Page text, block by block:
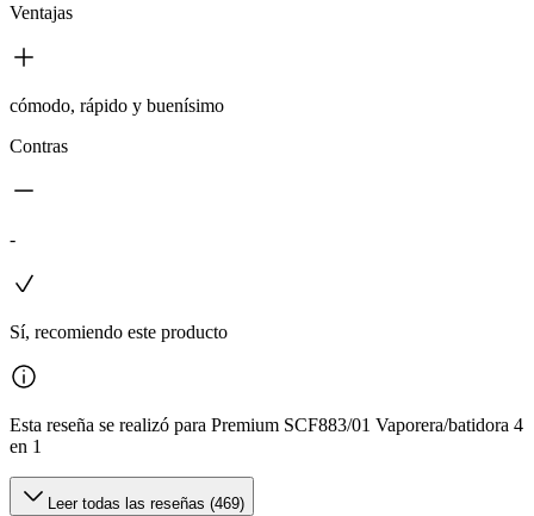
Ventajas
cómodo, rápido y buenísimo
Contras
-
Sí, recomiendo este producto
Esta reseña se realizó para Premium SCF883/01 Vaporera/batidora 4
en 1
Leer todas las reseñas (469)